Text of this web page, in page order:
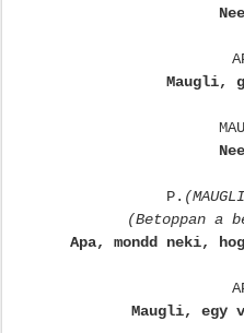
Maugli,
P.
(Betoppan a
Apa, mondd neki,
Maugli, egy